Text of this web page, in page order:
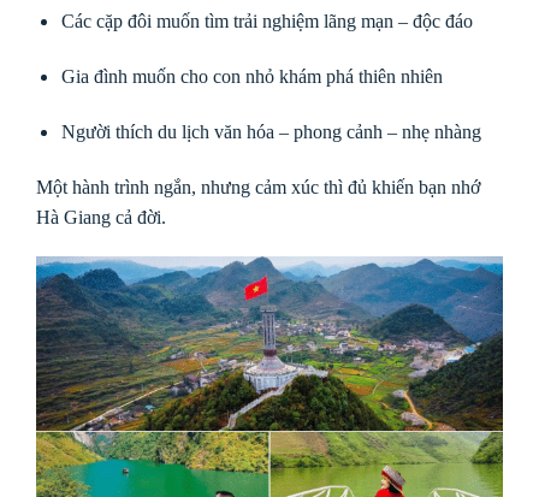
Các cặp đôi muốn tìm trải nghiệm lãng mạn – độc đáo
Gia đình muốn cho con nhỏ khám phá thiên nhiên
Người thích du lịch văn hóa – phong cảnh – nhẹ nhàng
Một hành trình ngắn, nhưng cảm xúc thì đủ khiến bạn nhớ
Hà Giang cả đời.